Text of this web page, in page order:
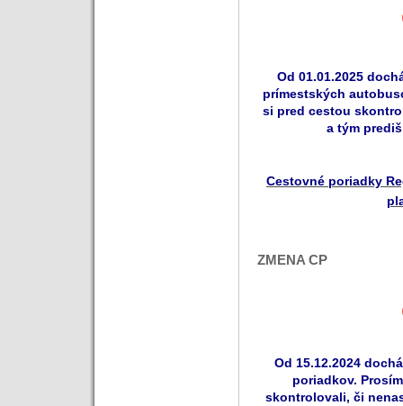
Od 01.01.2025
prímestských
si pred cestou
a tým
Cestovné poriadky
ZMENA CP
Od 15.12.2024
poriadkov.
skontrolovali, či